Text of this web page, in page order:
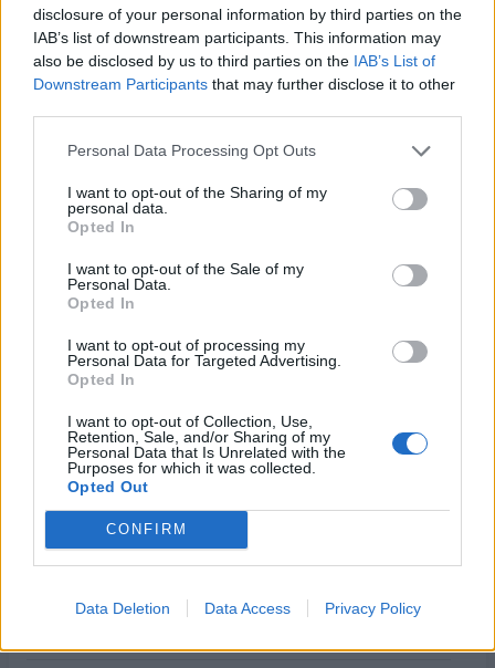
disclosure of your personal information by third parties on the
IAB’s list of downstream participants. This information may
also be disclosed by us to third parties on the IAB’s List of
Downstream Participants that may further disclose it to other
Personal Data Processing Opt Outs
I want to opt-out of the Sharing of my
personal data.
Opted In
I want to opt-out of the Sale of my
Personal Data.
Opted In
I want to opt-out of processing my
Personal Data for Targeted Advertising.
Opted In
I want to opt-out of Collection, Use,
Retention, Sale, and/or Sharing of my
Personal Data that Is Unrelated with the
Purposes for which it was collected.
Opted Out
CONFIRM
Data Deletion Data Access Privacy Policy
Κυβερνητική Επιτροπή Βιομηχανίας- Κ. Μητσοτάκης:
Στρατηγική προτεραιότητα η ενίσχυση της
βιομηχανίας
Από τις 28 Αυγούστου η ψηφιακή ενεργοποίηση της
06/08/2026 - 16:51
πετρελαίου και φυσικού αερίου στην Ευρώπη
06/08/2026 - 16:20
Οι ελληνικές scale-ups επιχειρήσεις στρέφονται
στην ανάπτυξη - Μεγαλύτερη πρόκληση η
προσέλκυση πελατών
06/08/2026 - 15:56 ΕΠΙΧΕΙΡΗΣΕΙΣ
Χρηματιστήριο: Στις 2.627,95 μονάδες ο Γενικός
Δείκτης Τιμών, με άνοδο 0,15%
06/08/2026 - 15:46
ΥΠΑΑΤ: Αποζημιώσεις 38,1 εκατ. ευρώ σε
πυρετό